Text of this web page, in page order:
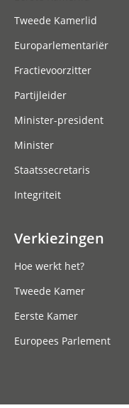
Tweede Kamerlid
Europarlementariër
Fractievoorzitter
Partijleider
Minister-president
Minister
Staatssecretaris
Integriteit
Verkiezingen
Hoe werkt het?
Tweede Kamer
Eerste Kamer
Europees Parlement